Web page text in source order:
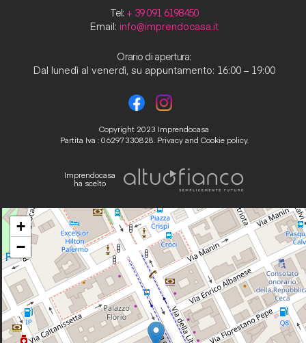
Tel: + 39 091 6198450
Email: info@imprendocasa.it
Orario di apertura:
Dal lunedì al venerdì, su appuntamento: 16:00 – 19:00
Copyright 2023 Imprendocasa
Partita Iva : 06297330828. Privacy and Cookie policy.
Imprendocasa
ha scelto
+
−